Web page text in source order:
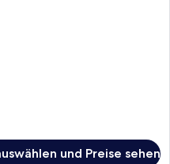
und Preise sehen